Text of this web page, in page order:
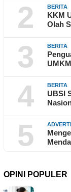
2 BERITA
KKM
Olah
3 BERITA
4 BERITA
UBSI
5
OPINI POPULER